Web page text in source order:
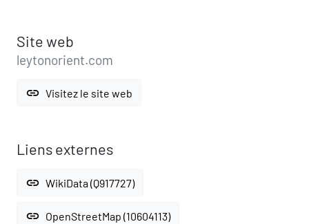
Site web
leytonorient.com
link Visitez le site web
Liens externes
link WikiData (Q917727)
link OpenStreetMap (10604113)